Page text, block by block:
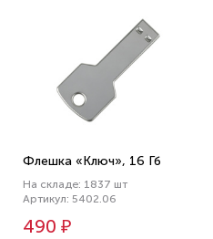
Флешка «Ключ», 16 Гб
На складе: 1837 шт
Артикул: 5402.06
490 ₽